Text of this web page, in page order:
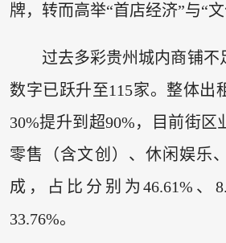
牌，转而高举“首店经济”与“文
过去多彩贵州城内商铺不
数字已跃升至115家。整体出
30%提升到超90%，目前街区
零售（含文创）、休闲娱乐
成，占比分别为46.61%、
33.76%。